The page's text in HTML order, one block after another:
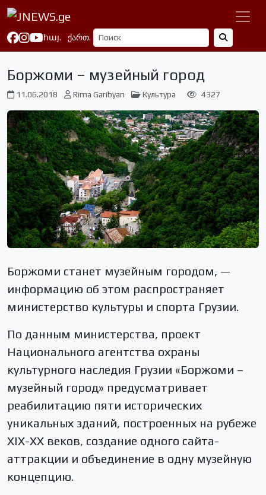
հայ. ქართ.
Боржоми – музейный город
11.06.2018 Rima Garibyan Культура 4327
Боржоми станет музейным городом, —
информацию об этом распространяет
министерство культуры и спорта Грузии.
По данным министерства, проект
Национального агентства охраны
культурного наследия Грузии «Боржоми –
музейный город» предусматривает
реабилитацию пяти исторических
уникальных зданий, построенных на рубеже
XIX-XX веков, создание одного сайта-
аттракции и объединение в одну музейную
концепцию.